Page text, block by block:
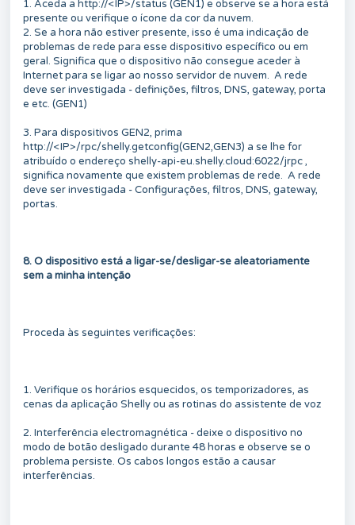
1. Aceda a http://<IP>/status (GEN1) e observe se a hora está
presente ou verifique o ícone da cor da nuvem.
2. Se a hora não estiver presente, isso é uma indicação de
problemas de rede para esse dispositivo específico ou em
geral. Significa que o dispositivo não consegue aceder à
Internet para se ligar ao nosso servidor de nuvem. A rede
deve ser investigada - definições, filtros, DNS, gateway, porta
e etc. (GEN1)
3. Para dispositivos GEN2, prima
http://<IP>/rpc/shelly.getconfig(GEN2,GEN3) a se lhe for
atribuído o endereço shelly-api-eu.shelly.cloud:6022/jrpc ,
significa novamente que existem problemas de rede. A rede
deve ser investigada - Configurações, filtros, DNS, gateway,
portas.
8. O dispositivo está a ligar-se/desligar-se aleatoriamente
sem a minha intenção
Proceda às seguintes verificações:
1. Verifique os horários esquecidos, os temporizadores, as
cenas da aplicação Shelly ou as rotinas do assistente de voz
2. Interferência electromagnética - deixe o dispositivo no
modo de botão desligado durante 48 horas e observe se o
problema persiste. Os cabos longos estão a causar
interferências.